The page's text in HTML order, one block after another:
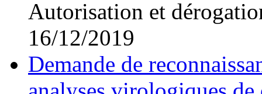
Autorisation et
16/12/2019
Demande de